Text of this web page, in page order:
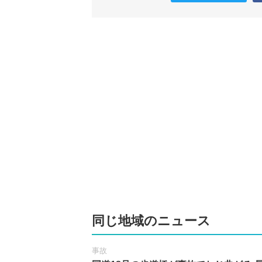
同じ地域のニュース
事故